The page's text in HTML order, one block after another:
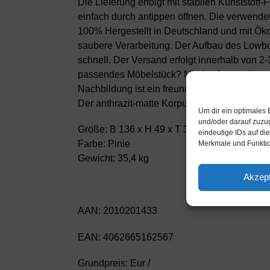
Um dir ein optimales
und/oder darauf
eindeutige IDs auf
Merkmale und
einfach durch antippen öffnen. Die
100% Hergestellt in Deutschland und mit
saubere Verarbeitung. Der Aufbau des
schnell. Der Versand erfolgt innerhalb von
passendes Möbelstück? Mit der
Nachbildung ist ein freundliches Braun mit
Der anthrazit-matte Korpus harmoniert mit
Größe: B 136 x H 49 x T 35cm
Farbe: Pinie
Gewicht: 35,4 kg
AAN: 2010201433
EAN: 4062665162567
Grundpreis: Eur /